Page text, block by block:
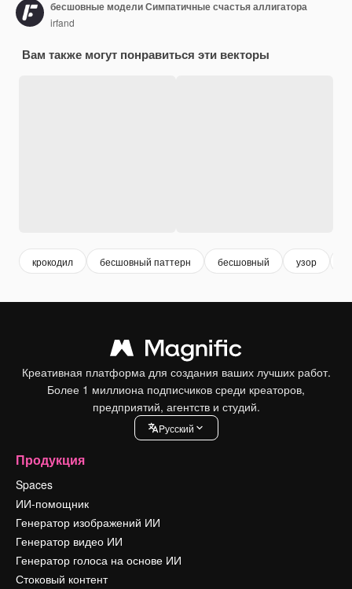
бесшовные модели Симпатичные счастья аллигатора
irfand
Вам также могут понравиться эти векторы
крокодил бесшовный паттерн бесшовный узор
Креативная платформа для создания ваших лучших работ.
Более 1 миллиона подписчиков среди креаторов,
предприятий, агентств и студий.
Pусский
Продукция
Spaces
ИИ-помощник
Генератор изображений ИИ
Генератор видео ИИ
Генератор голоса на основе ИИ
Стоковый контент